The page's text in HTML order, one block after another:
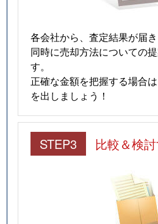
各会社から、査定結果が届き
同時に売却方法についての
す。
正確な金額を把握する場合
を出しましょう！
STEP3 比較＆検